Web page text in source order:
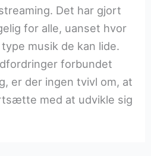
Det har gjort
for alle, uanset hvor
musik de kan lide.
forbundet
er der ingen tvivl om, at
med at udvikle sig